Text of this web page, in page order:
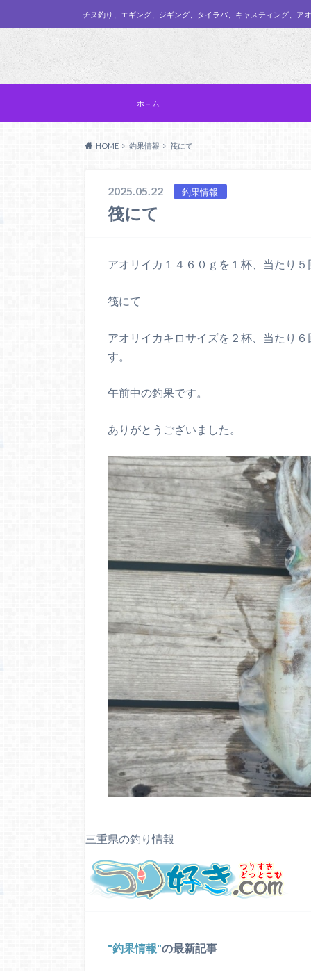
チヌ釣り、エギング、ジギング、タイラバ、キャスティング、ア
ホ－ム
HOME 釣果情報 筏にて
2025.05.22 釣果情報
筏にて
アオリイカ１４６０ｇを１杯、当たり５
筏にて
アオリイカキロサイズを２杯、当たり
す。
午前中の釣果です。
ありがとうございました。
三重県の釣り情報
釣果情報 の最新記事